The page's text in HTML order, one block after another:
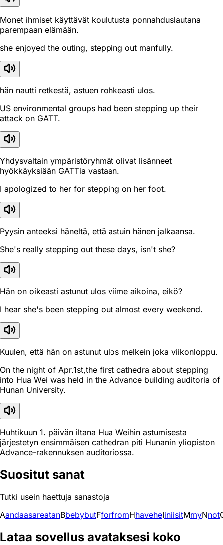
Monet ihmiset käyttävät koulutusta ponnahduslautana
parempaan elämään.
she enjoyed the outing, stepping out manfully.
hän nautti retkestä, astuen rohkeasti ulos.
US environmental groups had been stepping up their
attack on GATT.
Yhdysvaltain ympäristöryhmät olivat lisänneet
hyökkäyksiään GATTia vastaan.
I apologized to her for stepping on her foot.
Pyysin anteeksi häneltä, että astuin hänen jalkaansa.
She's really stepping out these days, isn't she?
Hän on oikeasti astunut ulos viime aikoina, eikö?
I hear she's been stepping out almost every weekend.
Kuulen, että hän on astunut ulos melkein joka viikonloppu.
On the night of Apr.1st,the first cathedra about stepping
into Hua Wei was held in the Advance building auditoria of
Hunan University.
Huhtikuun 1. päivän iltana Hua Weihin astumisesta
järjestetyn ensimmäisen cathedran piti Hunanin yliopiston
Advance-rakennuksen auditoriossa.
Suositut sanat
Tutki usein haettuja sanastoja
AandaasareatanBbebybutFforfromHhaveheIiniisitMmyNnot
Lataa sovellus avataksesi koko